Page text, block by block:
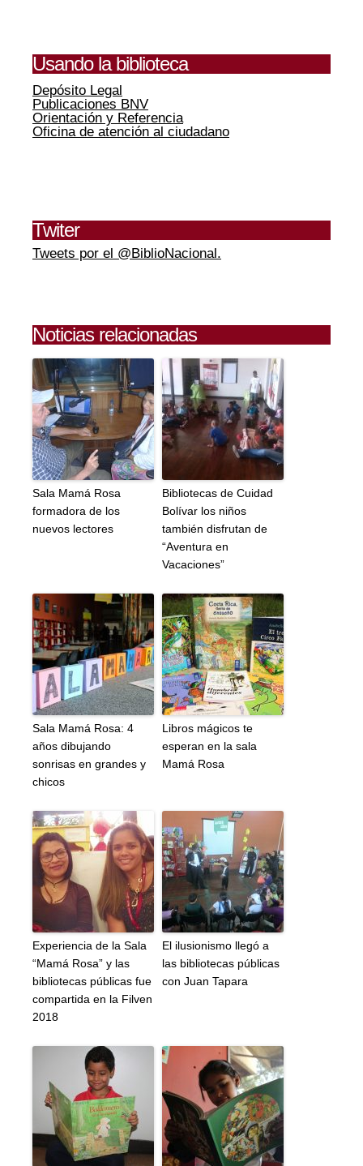
Usando la biblioteca
Depósito Legal
Publicaciones BNV
Orientación y Referencia
Oficina de atención al ciudadano
Twiter
Tweets por el @BiblioNacional.
Noticias relacionadas
Sala Mamá Rosa
formadora de los
nuevos lectores
Bibliotecas de Cuidad
Bolívar los niños
también disfrutan de
“Aventura en
Vacaciones”
Sala Mamá Rosa: 4
años dibujando
sonrisas en grandes y
chicos
Libros mágicos te
esperan en la sala
Mamá Rosa
Experiencia de la Sala
“Mamá Rosa” y las
bibliotecas públicas fue
compartida en la Filven
2018
El ilusionismo llegó a
las bibliotecas públicas
con Juan Tapara